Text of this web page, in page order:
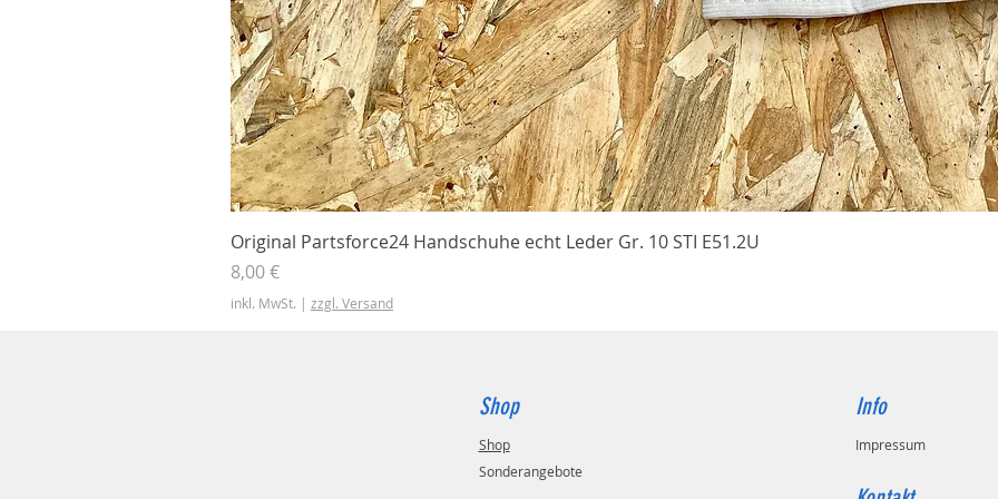
Schnellansicht
Original Partsforce24 Handschuhe echt Leder Gr. 10 STI E51.2U
Preis
8,00 €
inkl. MwSt. | zzgl. Versand
Shop
Shop
Sonderangebote
Info
Impressum